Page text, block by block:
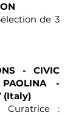
de 3
- CIVIC
-
(Italy)
Curatrice :